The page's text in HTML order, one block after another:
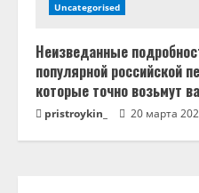
Uncategorised
Неизведанные
популярной российской
которые точно возьмут
pristroykin_ 20 марта